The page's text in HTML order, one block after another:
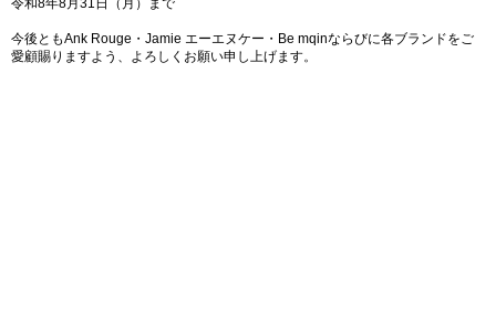
令和8年8月31日（月）まで
今後ともAnk Rouge・Jamie エーエヌケー・Be mqinならびに各ブランドをご
愛顧賜りますよう、よろしくお願い申し上げます。